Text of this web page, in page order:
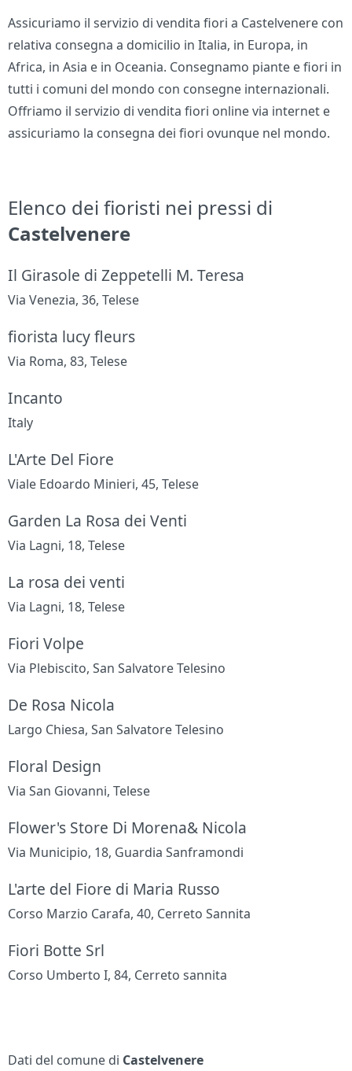
Assicuriamo il servizio di vendita fiori a Castelvenere con
relativa consegna a domicilio in Italia, in Europa, in
Africa, in Asia e in Oceania. Consegnamo piante e fiori in
tutti i comuni del mondo con consegne internazionali.
Offriamo il servizio di vendita fiori online via internet e
assicuriamo la consegna dei fiori ovunque nel mondo.
Elenco dei fioristi nei pressi di
Castelvenere
Il Girasole di Zeppetelli M. Teresa
Via Venezia, 36, Telese
fiorista lucy fleurs
Via Roma, 83, Telese
Incanto
Italy
L'Arte Del Fiore
Viale Edoardo Minieri, 45, Telese
Garden La Rosa dei Venti
Via Lagni, 18, Telese
La rosa dei venti
Via Lagni, 18, Telese
Fiori Volpe
Via Plebiscito, San Salvatore Telesino
De Rosa Nicola
Largo Chiesa, San Salvatore Telesino
Floral Design
Via San Giovanni, Telese
Flower's Store Di Morena& Nicola
Via Municipio, 18, Guardia Sanframondi
L'arte del Fiore di Maria Russo
Corso Marzio Carafa, 40, Cerreto Sannita
Fiori Botte Srl
Corso Umberto I, 84, Cerreto sannita
Dati del comune di Castelvenere